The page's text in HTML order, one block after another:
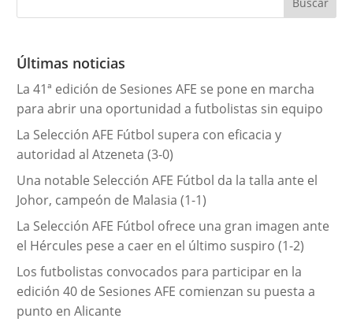
g
r
a
s
Últimas noticias
La 41ª edición de Sesiones AFE se pone en marcha
para abrir una oportunidad a futbolistas sin equipo
La Selección AFE Fútbol supera con eficacia y
autoridad al Atzeneta (3-0)
Una notable Selección AFE Fútbol da la talla ante el
Johor, campeón de Malasia (1-1)
La Selección AFE Fútbol ofrece una gran imagen ante
el Hércules pese a caer en el último suspiro (1-2)
Los futbolistas convocados para participar en la
edición 40 de Sesiones AFE comienzan su puesta a
punto en Alicante